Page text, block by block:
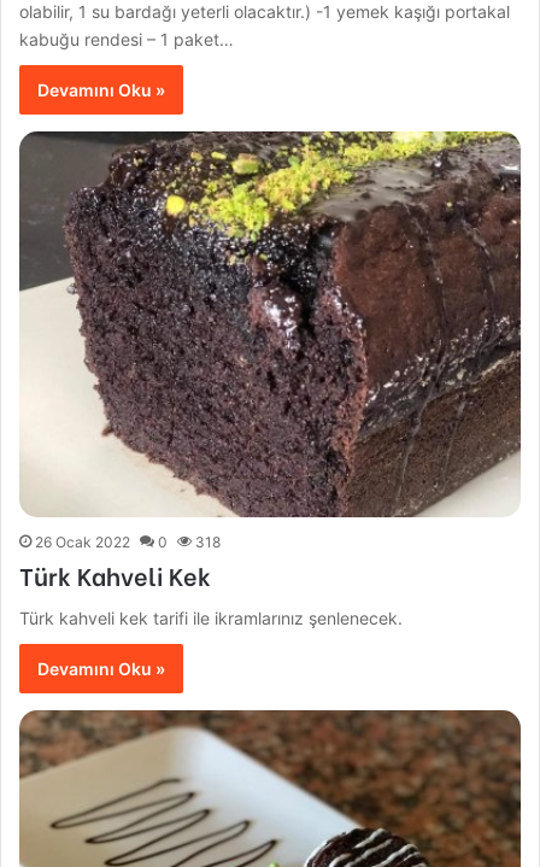
olabilir, 1 su bardağı yeterli olacaktır.) -1 yemek kaşığı portakal
kabuğu rendesi – 1 paket…
Devamını Oku »
26 Ocak 2022 0 318
Türk Kahveli Kek
Türk kahveli kek tarifi ile ikramlarınız şenlenecek.
Devamını Oku »